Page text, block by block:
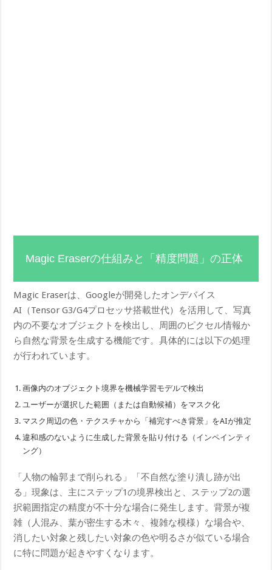
Magic Eraserの仕組みと「精度問題」の正体
Magic Eraserは、Googleが開発したオンデバイス
AI（Tensor G3/G4プロセッサ搭載世代）を活用して、写真
内の不要なオブジェクトを検出し、周囲のピクセル情報か
ら自然な背景を生成する機能です。具体的には以下の処理
が行われています。
画像内のオブジェクト境界を機械学習モデルで検出
ユーザーが選択した範囲（または自動候補）をマスク化
マスク周辺の色・テクスチャから「補完すべき背景」をAIが推定
違和感のないように生成した背景を貼り付ける（インペインティ
ング）
「人物の輪郭まで削られる」「不自然な塗り潰し跡が出
る」現象は、主にステップ1の境界検出と、ステップ2の選
択範囲指定の精度が不十分な場合に発生します。背景が複
雑（人混み、葉が密生する木々、複雑な模様）な場合や、
消したい対象と残したい対象の色や明るさが似ている場合
に特に問題が起きやすくなります。